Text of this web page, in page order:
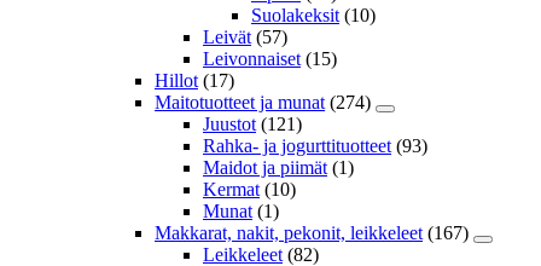
Suolakeksit (10)
Leivät (57)
Leivonnaiset (15)
Hillot (17)
Maitotuotteet ja munat (274)
Juustot (121)
Rahka- ja jogurttituotteet (93)
Maidot ja piimät (1)
Kermat (10)
Munat (1)
Makkarat, nakit, pekonit, leikkeleet (167)
Leikkeleet (82)